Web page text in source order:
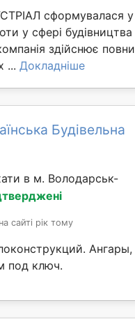
сформувалася
у сфері будівництва
здійснює
... Докладніше
Будівельна
в м. Володарськ-
сайті рік тому
под ключ.